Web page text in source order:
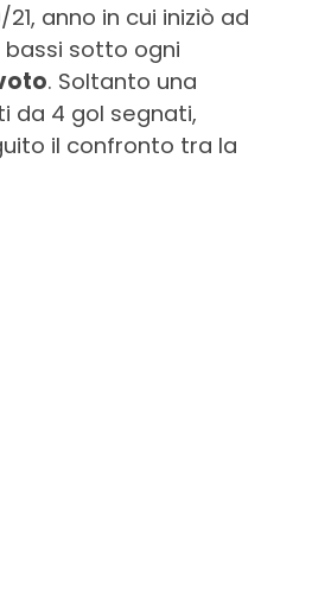
anno in cui iniziò ad
sotto ogni
. Soltanto una
da 4 gol segnati,
il confronto tra la